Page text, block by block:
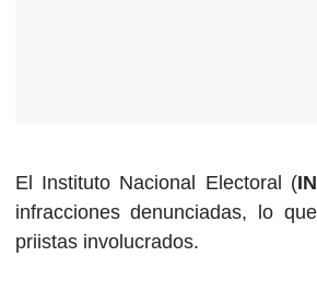
El Instituto Nacional Electoral (
infracciones denunciadas, lo
priistas involucrados.